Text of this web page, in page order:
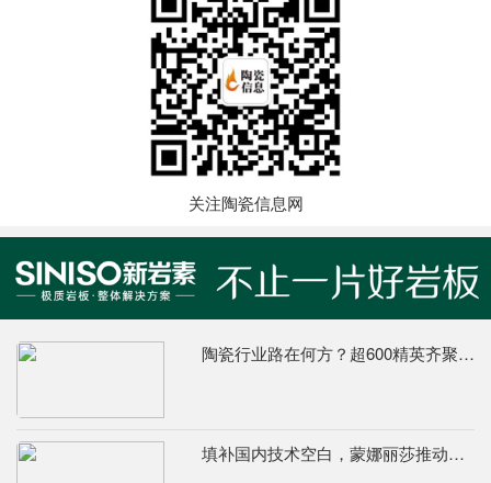
关注陶瓷信息网
陶瓷行业路在何方？超600精英齐聚陶业年度思想盛会，樊纲、何乾、龙建刚献智破局
填补国内技术空白，蒙娜丽莎推动国际标准落地本地国标